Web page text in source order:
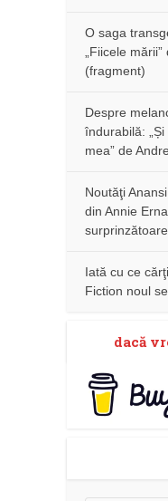
O saga
„Fiicele
(fragment)
Despre
îndurabilă:
mea” de
Noutăţi
din Annie
Iată cu ce
Fiction noul
dacă